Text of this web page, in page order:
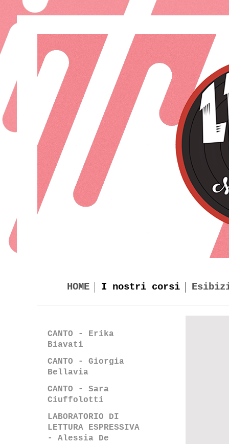
HOME I nostri corsi
CANTO - Erika
Biavati
CANTO - Giorgia
Bellavia
CANTO - Sara
Ciuffolotti
LABORATORIO DI
LETTURA ESPRESSIVA
- Alessia De